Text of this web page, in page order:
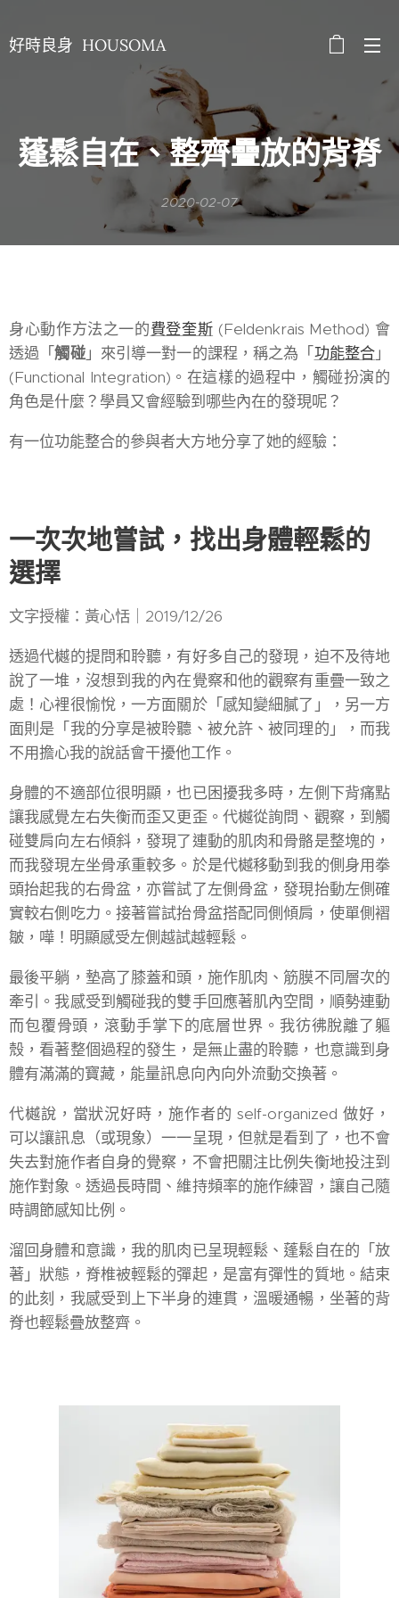
好時良身 HOUSOMA
蓬鬆自在、整齊疊放的背脊
2020-02-07
身心動作方法之一的費登奎斯 (Feldenkrais Method) 會
透過「觸碰」來引導一對一的課程，稱之為「功能整合」
(Functional Integration)。在這樣的過程中，觸碰扮演的
角色是什麼？學員又會經驗到哪些內在的發現呢？
有一位功能整合的參與者大方地分享了她的經驗：
一次次地嘗試，找出身體輕鬆的
選擇
文字授權：黃心恬｜2019/12/26
透過代樾的提問和聆聽，有好多自己的發現，迫不及待地
說了一堆，沒想到我的內在覺察和他的觀察有重疊一致之
處！心裡很愉悅，一方面關於「感知變細膩了」，另一方
面則是「我的分享是被聆聽、被允許、被同理的」，而我
不用擔心我的說話會干擾他工作。
身體的不適部位很明顯，也已困擾我多時，左側下背痛點
讓我感覺左右失衡而歪又更歪。代樾從詢問、觀察，到觸
碰雙肩向左右傾斜，發現了連動的肌肉和骨骼是整塊的，
而我發現左坐骨承重較多。於是代樾移動到我的側身用拳
頭抬起我的右骨盆，亦嘗試了左側骨盆，發現抬動左側確
實較右側吃力。接著嘗試抬骨盆搭配同側傾肩，使單側褶
皺，嘩！明顯感受左側越試越輕鬆。
最後平躺，墊高了膝蓋和頭，施作肌肉、筋膜不同層次的
牽引。我感受到觸碰我的雙手回應著肌內空間，順勢連動
而包覆骨頭，滾動手掌下的底層世界。我彷彿脫離了軀
殼，看著整個過程的發生，是無止盡的聆聽，也意識到身
體有滿滿的寶藏，能量訊息向內向外流動交換著。
代樾說，當狀況好時，施作者的 self-organized 做好，
可以讓訊息（或現象）一一呈現，但就是看到了，也不會
失去對施作者自身的覺察，不會把關注比例失衡地投注到
施作對象。透過長時間、維持頻率的施作練習，讓自己隨
時調節感知比例。
溜回身體和意識，我的肌肉已呈現輕鬆、蓬鬆自在的「放
著」狀態，脊椎被輕鬆的彈起，是富有彈性的質地。結束
的此刻，我感受到上下半身的連貫，溫暖通暢，坐著的背
脊也輕鬆疊放整齊。